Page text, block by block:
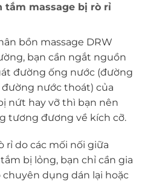
tắm massage bị rò rỉ
bồn massage DRW
bạn cần ngắt nguồn
đường ống nước (đường
nước thoát) của
nứt hay vỡ thì bạn nên
tương đương về kích cỡ.
rỉ do các mối nối giữa
bị lỏng, bạn chỉ cần gia
dụng dán lại hoặc